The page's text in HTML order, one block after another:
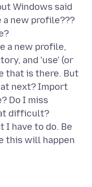
Windows said
a new profile???
a new profile,
and 'use' (or
that is there. But
next? Import
Do I miss
difficult?
I have to do. Be
this will happen